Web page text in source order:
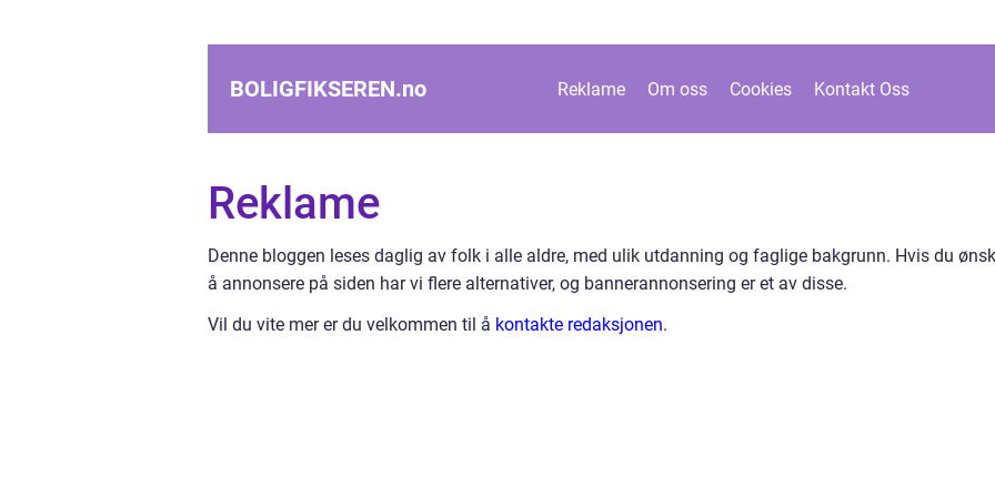
BOLIGFIKSEREN.no Reklame Om oss Cookies Kontakt Oss
Reklame
Denne bloggen leses daglig av folk i alle aldre, med ulik utdanning og faglige bakgrunn. Hvis du
å annonsere på siden har vi flere alternativer, og bannerannonsering er et av disse.
Vil du vite mer er du velkommen til å kontakte redaksjonen.